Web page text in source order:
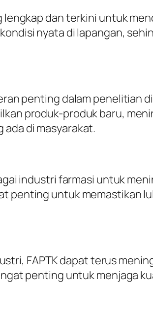
dan terkini untuk
nyata di lapangan,
penting dalam penelitian
produk-produk baru,
di masyarakat.
industri farmasi untuk
penting untuk memastikan
FAPTK dapat terus
penting untuk menjaga